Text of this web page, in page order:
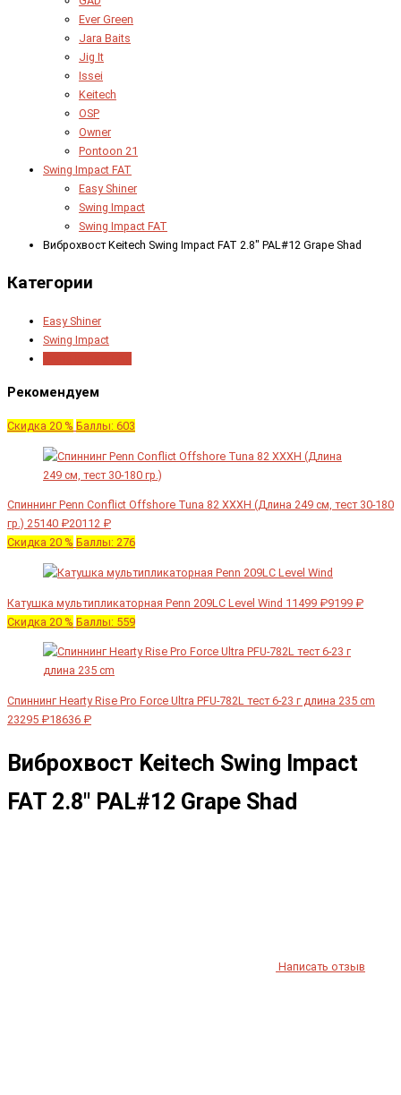
Ever Green
Jara Baits
Jig It
Issei
Keitech
OSP
Owner
Pontoon 21
Swing Impact FAT
Easy Shiner
Swing Impact
Swing Impact FAT
Виброхвост Keitech Swing Impact FAT 2.8" PAL#12 Grape Shad
Категории
Easy Shiner
Swing Impact
Рекомендуем
Скидка 20 % Баллы: 603
Спиннинг Penn Conflict Offshore Tuna 82 XXXH (Длина 249 см, тест 30-180
гр.) 25140 ₽20112 ₽
Скидка 20 % Баллы: 276
Катушка мультипликаторная Penn 209LC Level Wind 11499 ₽9199 ₽
Скидка 20 % Баллы: 559
Спиннинг Hearty Rise Pro Force Ultra PFU-782L тест 6-23 г длина 235 cm
23295 ₽18636 ₽
Виброхвост Keitech Swing Impact
FAT 2.8" PAL#12 Grape Shad
Написать отзыв